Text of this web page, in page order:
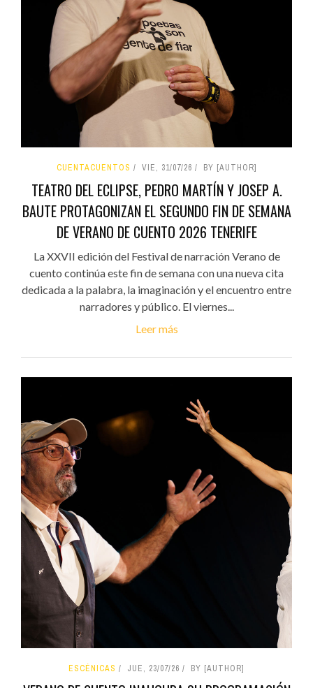
CUENTACUENTOS VIE, 31/07/26 BY [AUTHOR]
TEATRO DEL ECLIPSE, PEDRO MARTÍN Y JOSEP A.
BAUTE PROTAGONIZAN EL SEGUNDO FIN DE SEMANA
DE VERANO DE CUENTO 2026 TENERIFE
La XXVII edición del Festival de narración Verano de
cuento continúa este fin de semana con una nueva cita
dedicada a la palabra, la imaginación y el encuentro entre
narradores y público. El viernes...
Leer más
ESCÉNICAS JUE, 23/07/26 BY [AUTHOR]